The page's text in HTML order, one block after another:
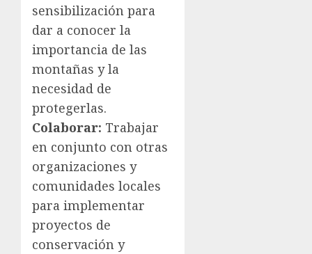
sensibilización para
dar a conocer la
importancia de las
montañas y la
necesidad de
protegerlas.
Colaborar: Trabajar
en conjunto con otras
organizaciones y
comunidades locales
para implementar
proyectos de
conservación y